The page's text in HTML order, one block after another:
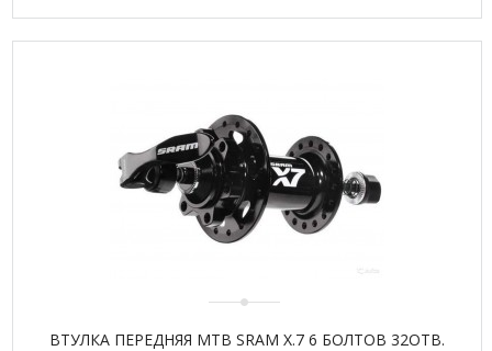
ВТУЛКА ПЕРЕДНЯЯ МТB SRAM X.7 6 БОЛТОВ 32ОТВ.